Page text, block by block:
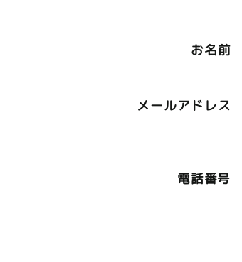
お名前
メールアドレス
電話番号